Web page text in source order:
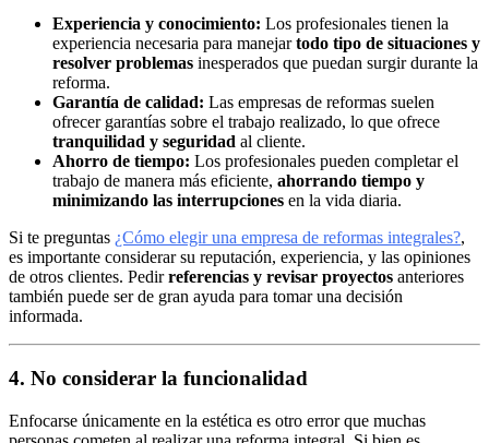
Experiencia y conocimiento: Los profesionales tienen la
experiencia necesaria para manejartodo tipo de situaciones y
resolver problemas inesperados que puedan surgir durante la
reforma.
Garantía de calidad: Las empresas de reformas suelen
ofrecer garantías sobre el trabajo realizado, lo que ofrece
tranquilidad y seguridad al cliente.
Ahorro de tiempo: Los profesionales pueden completar el
trabajo de manera más eficiente, ahorrando tiempo y
minimizando las interrupciones en la vida diaria.
Si te preguntas ¿Cómo elegir una empresa de reformas integrales?,
es importante considerar su reputación, experiencia, y las opiniones
de otros clientes. Pedirreferencias y revisar proyectos anteriores
también puede ser de gran ayuda para tomar una decisión
informada.
4. No considerar la funcionalidad
Enfocarse únicamente en la estética es otro error que muchas